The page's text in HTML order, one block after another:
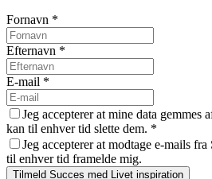
Fornavn *
Efternavn *
E-mail *
Jeg accepterer at mine data gemmes
kan til enhver tid slette dem. *
Jeg accepterer at modtage e-mails
til enhver tid framelde mig.
Tilmeld Succes med Livet inspiration